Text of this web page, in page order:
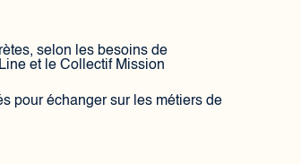
selon les besoins de
et le Collectif Mission
pour échanger sur les métiers de